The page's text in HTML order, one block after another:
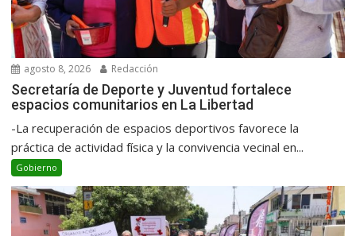
agosto 8, 2026 Redacción
Secretaría de Deporte y Juventud fortalece
espacios comunitarios en La Libertad
-La recuperación de espacios deportivos favorece la
práctica de actividad física y la convivencia vecinal en...
Gobierno